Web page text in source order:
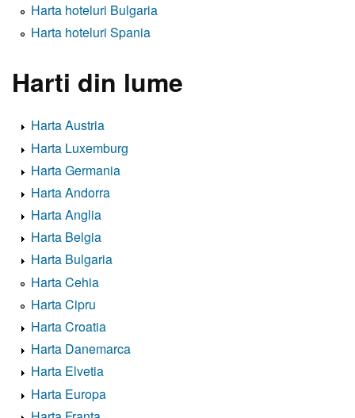
Harta hoteluri Bulgaria
Harta hoteluri Spania
Harti din lume
Harta Austria
Harta Luxemburg
Harta Germania
Harta Andorra
Harta Anglia
Harta Belgia
Harta Bulgaria
Harta Cehia
Harta Cipru
Harta Croatia
Harta Danemarca
Harta Elvetia
Harta Europa